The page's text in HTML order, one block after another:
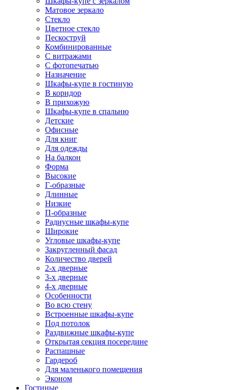
Матовое зеркало
Стекло
Цветное стекло
Пескоструй
Комбинированные
С витражами
С фотопечатью
Назначение
Шкафы-купе в гостиную
В коридор
В прихожую
Шкафы-купе в спальню
Детские
Офисные
Для книг
Для одежды
На балкон
Форма
Высокие
Г-образные
Длинные
Низкие
П-образные
Радиусные шкафы-купе
Широкие
Угловые шкафы-купе
Закругленный фасад
Количество дверей
2-х дверные
3-х дверные
4-х дверные
Особенности
Во всю стену
Встроенные шкафы-купе
Под потолок
Раздвижные шкафы-купе
Открытая секция посередине
Распашные
Гардероб
Для маленького помещения
Эконом
Гостиные